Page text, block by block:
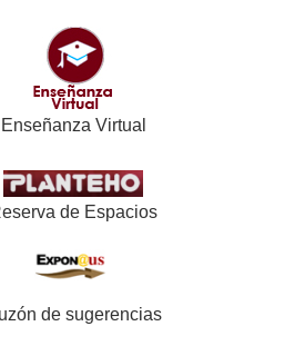
Enseñanza Virtual
de Espacios
de sugerencias